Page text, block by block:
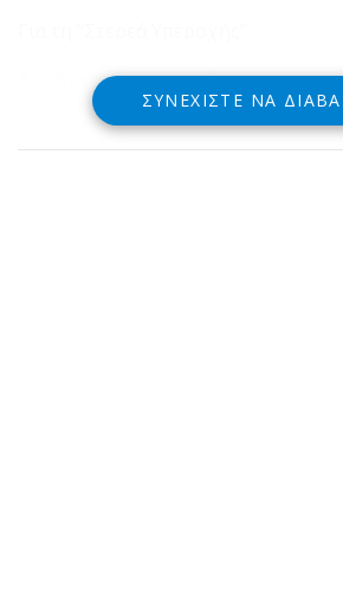
Δημήτρης Αναγνωστάκης
ΣΥΝΕΧΊΣΤΕ ΝΑ